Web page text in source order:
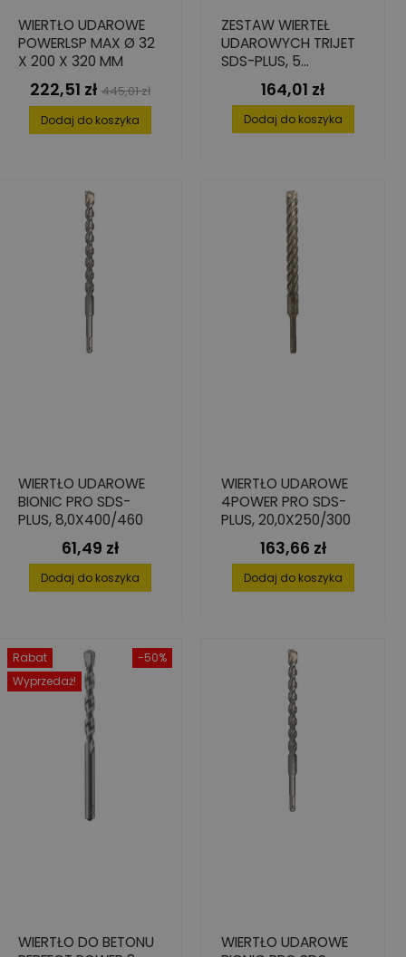
WIERTŁO UDAROWE
POWERLSP MAX Ø 32
X 200 X 320 MM
Cena
222,51 zł Cena
podstawowa
445,01 zł
Dodaj do koszyka
ZESTAW WIERTEŁ
UDAROWYCH TRIJET
SDS-PLUS, 5
ELEMENTÓW, 6-10
Cena
164,01 zł
Dodaj do koszyka
WIERTŁO UDAROWE
BIONIC PRO SDS-
PLUS, 8,0X400/460
Cena
61,49 zł
Dodaj do koszyka
WIERTŁO UDAROWE
4POWER PRO SDS-
PLUS, 20,0X250/300
Cena
163,66 zł
Dodaj do koszyka
-50%
Rabat
Wyprzedaż!
WIERTŁO DO BETONU
WIERTŁO UDAROWE